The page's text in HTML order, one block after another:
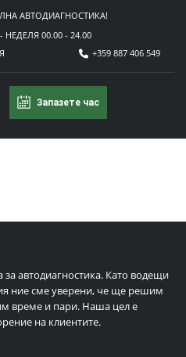
АВТОДИАГНОСТИКА!
00.00 - 24.00
+359 887 406 549
Запазете час
за автодиагностика. Като водещи
ние сме уверени, че ще решим
време и пари. Наша цел е
на клиентите.